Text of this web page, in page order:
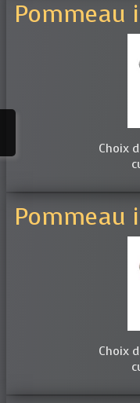
Pommeau
Choix
Pommeau
Choix